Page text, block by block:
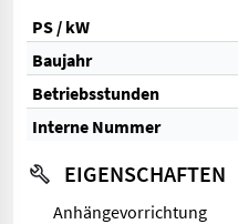
PS / kW
Baujahr
Betriebsstunden
Interne Nummer
EIGENSCHAFTEN
Anhängevorrichtung